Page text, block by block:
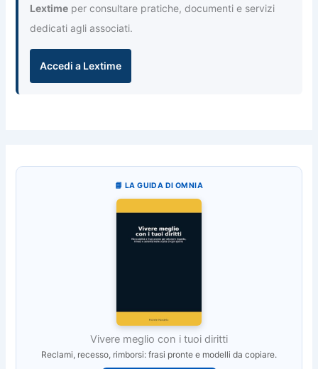
Lextime per consultare pratiche, documenti e servizi
dedicati agli associati.
Accedi a Lextime
📘 LA GUIDA DI OMNIA
Vivere meglio con i tuoi diritti
Reclami, recesso, rimborsi: frasi pronte e modelli da copiare.